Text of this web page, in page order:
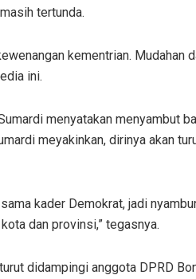
tertunda.
kementrian. Mudahan
ini.
menyatakan menyambut
meyakinkan, dirinya akan
kader Demokrat, jadi
dan provinsi,” tegasnya.
didampingi anggota DPRD